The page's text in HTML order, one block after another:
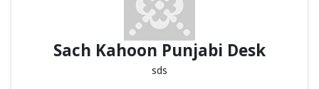
Sach Kahoon Punjabi Desk
sds